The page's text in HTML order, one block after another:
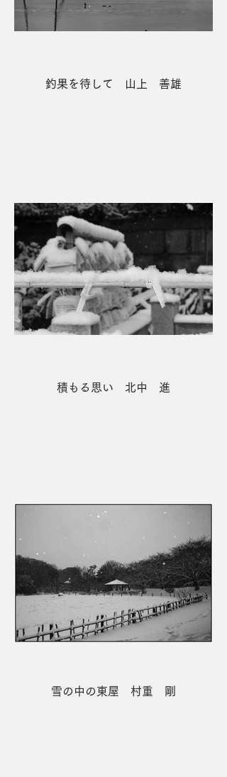
釣果を待して 山上 善雄
積もる思い 北中 進
雪の中の東屋 村重 剛